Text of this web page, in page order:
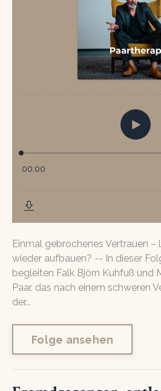
Einmal gebrochenes Vertrauen –
wieder aufbauen? -- In dieser
begleiten Falk Björn Kuhfuß und
Paar, das nach einem schweren
der...
Folge ansehen